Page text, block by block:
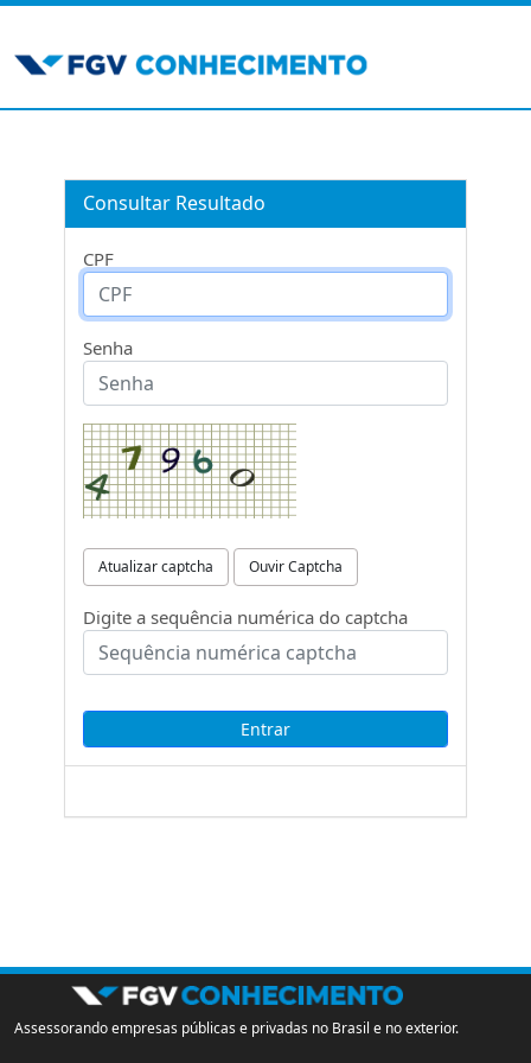
Consultar Resultado
CPF
Senha
Atualizar captcha Ouvir Captcha
Digite a sequência numérica do captcha
Assessorando empresas públicas e privadas no Brasil e no exterior.